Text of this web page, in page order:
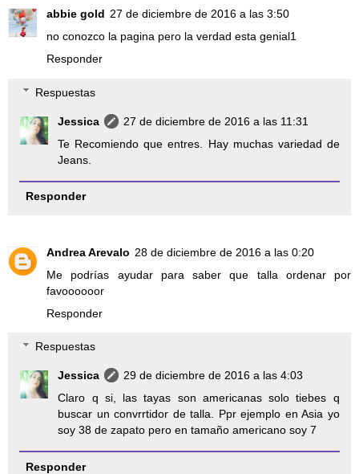
abbie gold 27 de diciembre de 2016 a las 3:50
no conozco la pagina pero la verdad esta genial1
Responder
Respuestas
Jessica
27 de diciembre de 2016 a las 11:31
Te Recomiendo que entres. Hay muchas variedad de
Jeans.
Responder
Andrea Arevalo 28 de diciembre de 2016 a las 0:20
Me podrías ayudar para saber que talla ordenar por
favoooooor
Responder
Respuestas
Jessica
29 de diciembre de 2016 a las 4:03
Claro q si, las tayas son americanas solo tiebes q
buscar un convrrtidor de talla. Ppr ejemplo en Asia yo
soy 38 de zapato pero en tamaño americano soy 7
Responder